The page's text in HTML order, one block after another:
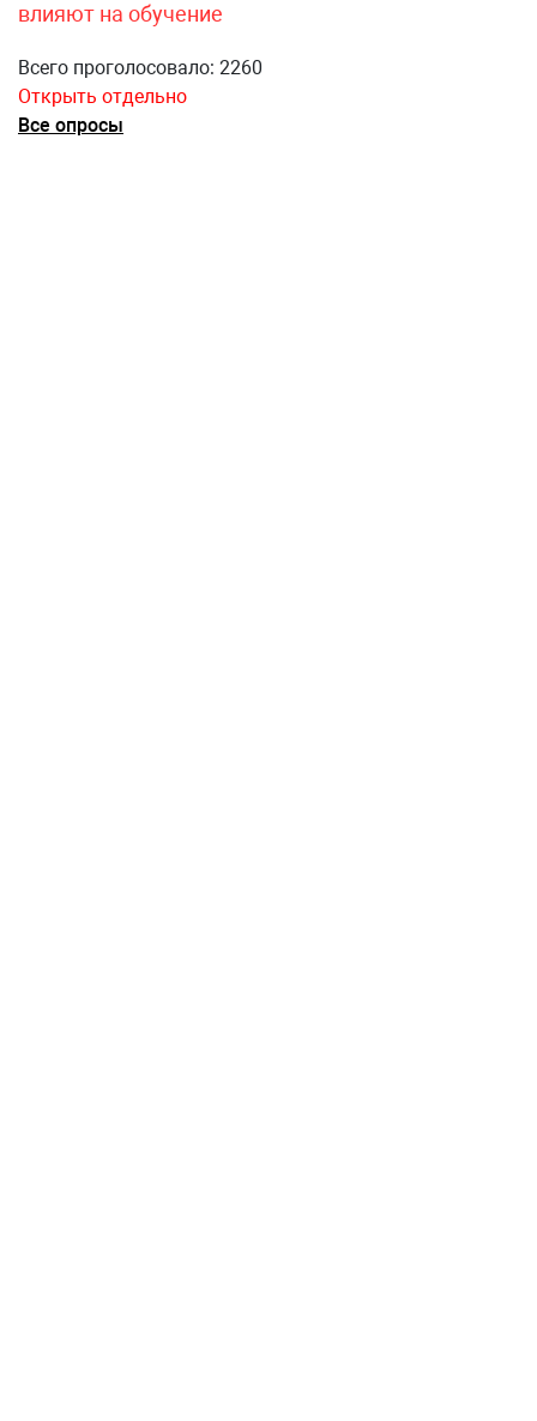
влияют на обучение
Всего проголосовало: 2260
Открыть отдельно
Все опросы